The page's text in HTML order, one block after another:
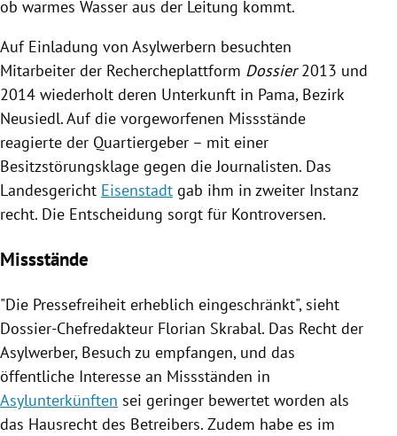
ob warmes Wasser aus der Leitung kommt.
Auf Einladung von Asylwerbern besuchten
Mitarbeiter der Rechercheplattform Dossier2013 und
2014 wiederholt deren Unterkunft in Pama, Bezirk
Neusiedl. Auf die vorgeworfenen Missstände
reagierte der Quartiergeber – mit einer
Besitzstörungsklage gegen die Journalisten. Das
Landesgericht Eisenstadt gab ihm in zweiter Instanz
recht. Die Entscheidung sorgt für Kontroversen.
Missstände
"Die Pressefreiheit erheblich eingeschränkt", sieht
Dossier-Chefredakteur Florian Skrabal. Das Recht der
Asylwerber, Besuch zu empfangen, und das
öffentliche Interesse an Missständen in
Asylunterkünften sei geringer bewertet worden als
das Hausrecht des Betreibers. Zudem habe es im